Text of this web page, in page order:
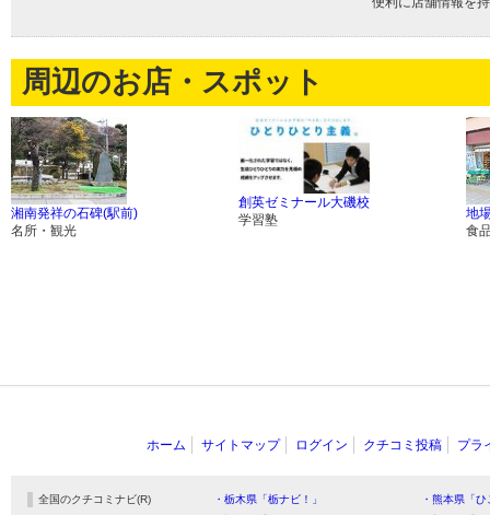
周辺のお店・スポット
湘南発祥の石碑(駅前)
名所・観光
創英ゼミナール大磯校
学習塾
地
食
ホーム サイトマップ ログイン クチコミ投稿 プラ
全国のクチコミナビ(R) ・栃木県「栃ナビ！」
・熊本県「